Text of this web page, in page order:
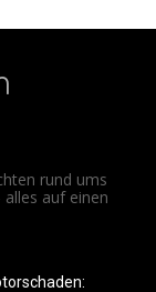
rund ums
auf einen